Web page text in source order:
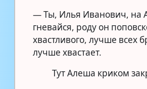
— Ты, Илья Иванович, на
гневайся, роду он
хвастливого, лучше всех
лучше хвастает.
Тут Алеша криком